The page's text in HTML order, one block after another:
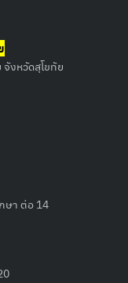
งหวัดสุโขทัย
ษา ต่อ 14